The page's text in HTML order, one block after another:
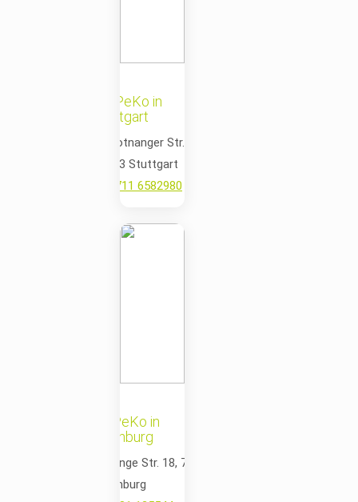
MePeKo in
Stuttgart
📍 Botnanger Str. 12,
70193 Stuttgart
0711 6582980
stuttgart@mepeko.de
MePeKo in
Offenburg
📍 Lange Str. 18, 77652
Offenburg